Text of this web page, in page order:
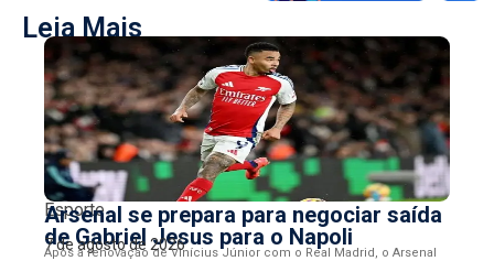
Leia Mais
Esporte
Arsenal se prepara para negociar saída
de Gabriel Jesus para o Napoli
7 de agosto de 2026
Após a renovação de Vinícius Júnior com o Real Madrid, o Arsenal